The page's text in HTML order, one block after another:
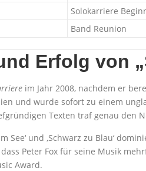
Solokarriere
Band Reunion
Erfolg von
im Jahr 2008, nachdem er
und wurde sofort zu einem
Texten traf genau den
See‘ und ‚Schwarz zu Blau‘
Peter Fox für seine Musik
Award.